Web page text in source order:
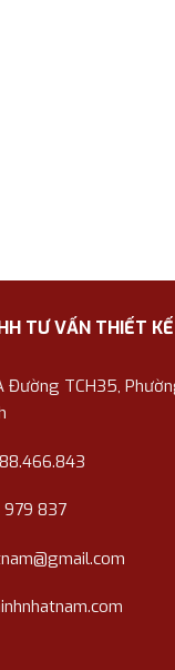
TƯ VẤN THIẾT
Đường TCH35,
837